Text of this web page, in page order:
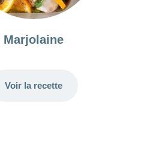
Marjolaine
Voir la recette